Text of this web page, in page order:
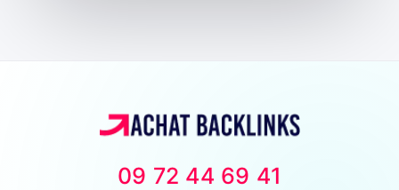
09 72 44 69 41